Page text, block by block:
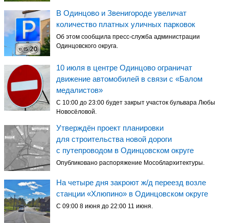
В Одинцово и Звенигороде увеличат
количество платных уличных парковок
Об этом сообщила пресс-служба администрации
Одинцовского округа.
10 июля в центре Одинцово ограничат
движение автомобилей в связи с «Балом
медалистов»
С 10:00 до 23:00 будет закрыт участок бульвара Любы
Новосёловой.
Утверждён проект планировки
для строительства новой дороги
с путепроводом в Одинцовском округе
Опубликовано распоряжение Мособлархитектуры.
На четыре дня закроют ж/д переезд возле
станции «Хлюпино» в Одинцовском округе
С 09:00 8 июня до 22:00 11 июня.